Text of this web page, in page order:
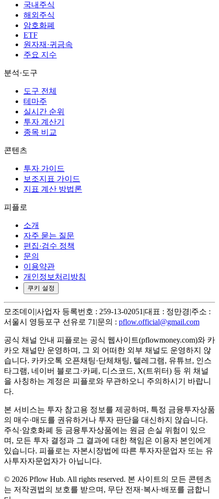
국내주식
해외주식
암호화폐
ETF
원자재·귀금속
주요 지수
분석·도구
도구 전체
테마주
실시간 순위
투자 계산기
종목 비교
콘텐츠
투자 가이드
보조지표 가이드
지표 계산 방법론
피플로
소개
자주 묻는 질문
편집·검수 정책
문의
이용약관
개인정보처리방침
쿠키 설정
모조데이 |사업자 등록번호 : 259-13-02051 |대표 : 정만경|주소 :
서울시 영등포구 선유로 71 |문의 : pflow.official@gmail.com
공식 채널 안내 피플로는 공식 웹사이트(pflowmoney.com)와 카
카오 채널만 운영하며, 그 외 어떠한 외부 채널도 운영하지 않
습니다. 카카오톡 오픈채팅·단체채팅, 텔레그램, 유튜브, 인스
타그램, 네이버 블로그·카페, 디스코드, X(트위터) 등 위 채널
을 사칭하는 계정은 피플로와 무관하오니 주의하시기 바랍니
다.
본 서비스는 투자 참고용 정보를 제공하며, 특정 금융투자상품
의 매수·매도를 권유하거나 투자 판단을 대신하지 않습니다.
주식·암호화폐 등 금융투자상품에는 원금 손실 위험이 있으
며, 모든 투자 결정과 그 결과에 대한 책임은 이용자 본인에게
있습니다. 피플로는 자본시장법에 따른 투자자문업자 또는 유
사투자자문업자가 아닙니다.
© 2026 Pflow Hub. All rights reserved. 본 사이트의 모든 콘텐츠
는 저작권법의 보호를 받으며, 무단 전재·복사·배포를 금합니